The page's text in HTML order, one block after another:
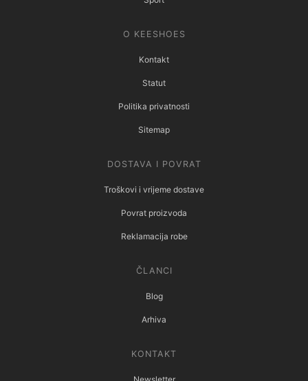
O KEESHOES
Kontakt
Statut
Politika privatnosti
Sitemap
DOSTAVA I POVRAT
Troškovi i vrijeme dostave
Povrat proizvoda
Reklamacija robe
ČLANCI
Blog
Arhiva
KONTAKT